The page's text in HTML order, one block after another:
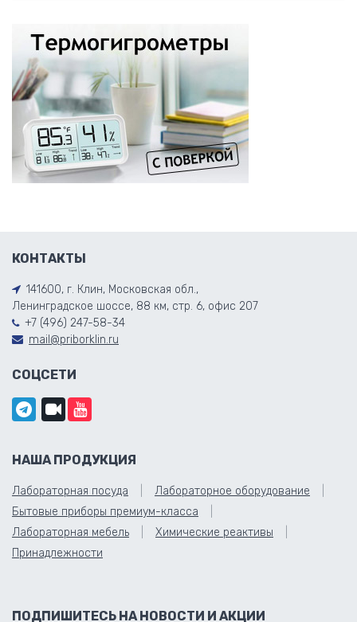
КОНТАКТЫ
141600, г. Клин, Московская обл.,
Ленинградское шоссе, 88 км, стр. 6, офис 207
+7 (496) 247-58-34
mail@priborklin.ru
СОЦСЕТИ
НАША ПРОДУКЦИЯ
Лабораторная посуда
Лабораторное оборудование
Бытовые приборы премиум-класса
Лабораторная мебель
Химические реактивы
Принадлежности
ПОДПИШИТЕСЬ НА НОВОСТИ И АКЦИИ